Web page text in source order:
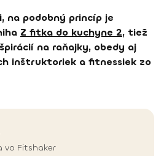
na podobný princíp je
Z fitka do kuchyne 2, tiež
na raňajky, obedy aj
inštruktoriek a fitnessiek zo
vo Fitshaker